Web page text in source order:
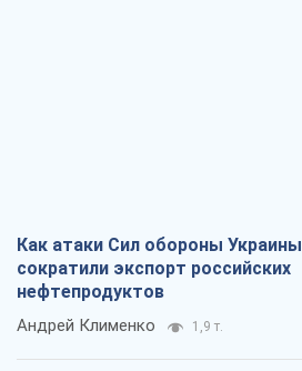
Как атаки Сил обороны Украины
сократили экспорт российских
нефтепродуктов
Андрей Клименко 1,9 т.